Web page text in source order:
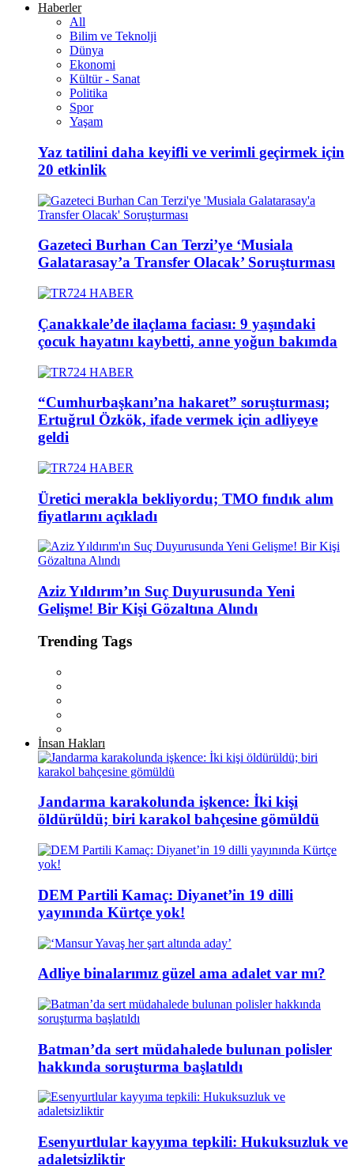
Haberler
All
Bilim ve Teknolji
Dünya
Ekonomi
Kültür - Sanat
Politika
Spor
Yaşam
Yaz tatilini daha keyifli ve verimli geçirmek için
20 etkinlik
Gazeteci Burhan Can Terzi’ye ‘Musiala
Galatarasay’a Transfer Olacak’ Soruşturması
Çanakkale’de ilaçlama faciası: 9 yaşındaki
çocuk hayatını kaybetti, anne yoğun bakımda
“Cumhurbaşkanı’na hakaret” soruşturması;
Ertuğrul Özkök, ifade vermek için adliyeye
geldi
Üretici merakla bekliyordu; TMO fındık alım
fiyatlarını açıkladı
Aziz Yıldırım’ın Suç Duyurusunda Yeni
Gelişme! Bir Kişi Gözaltına Alındı
Trending Tags
İnsan Hakları
Jandarma karakolunda işkence: İki kişi
öldürüldü; biri karakol bahçesine gömüldü
DEM Partili Kamaç: Diyanet’in 19 dilli
yayınında Kürtçe yok!
Adliye binalarımız güzel ama adalet var mı?
Batman’da sert müdahalede bulunan polisler
hakkında soruşturma başlatıldı
Esenyurtlular kayyıma tepkili: Hukuksuzluk ve
adaletsizliktir